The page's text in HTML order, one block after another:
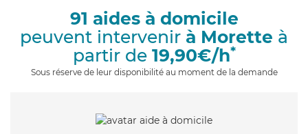
91 aides à domicile
peuvent intervenir à Morette à
partir de 19,90€/h*
Sous réserve de leur disponibilité au moment de la demande